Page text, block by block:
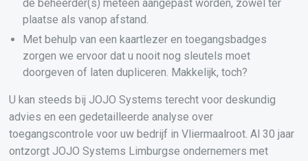
de beheerder(s) meteen aangepast worden, zowel ter
plaatse als vanop afstand.
Met behulp van een kaartlezer en toegangsbadges
zorgen we ervoor dat u nooit nog sleutels moet
doorgeven of laten dupliceren. Makkelijk, toch?
U kan steeds bij JOJO Systems terecht voor deskundig
advies en een gedetailleerde analyse over
toegangscontrole voor uw bedrijf in Vliermaalroot. Al 30 jaar
ontzorgt JOJO Systems Limburgse ondernemers met